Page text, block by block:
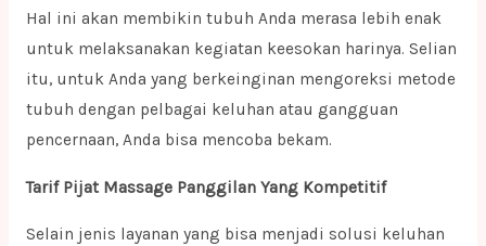
Hal ini akan membikin tubuh Anda merasa lebih enak
untuk melaksanakan kegiatan keesokan harinya. Selian
itu, untuk Anda yang berkeinginan mengoreksi metode
tubuh dengan pelbagai keluhan atau gangguan
pencernaan, Anda bisa mencoba bekam.
Tarif Pijat Massage Panggilan Yang Kompetitif
Selain jenis layanan yang bisa menjadi solusi keluhan